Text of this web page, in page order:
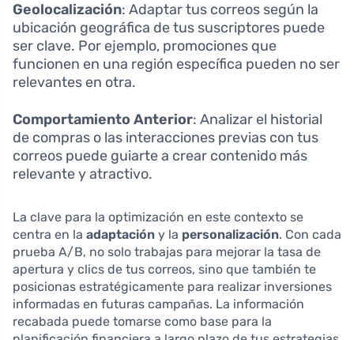
Geolocalización: Adaptar tus correos según la
ubicación geográfica de tus suscriptores puede
ser clave. Por ejemplo, promociones que
funcionen en una región específica pueden no ser
relevantes en otra.
Comportamiento Anterior: Analizar el historial
de compras o las interacciones previas con tus
correos puede guiarte a crear contenido más
relevante y atractivo.
La clave para la optimización en este contexto se
centra en la adaptación y la personalización. Con cada
prueba A/B, no solo trabajas para mejorar la tasa de
apertura y clics de tus correos, sino que también te
posicionas estratégicamente para realizar inversiones
informadas en futuras campañas. La información
recabada puede tomarse como base para la